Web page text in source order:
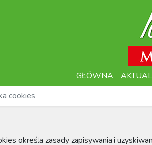
GŁÓWNA
cookies
określa zasady zapisywania i